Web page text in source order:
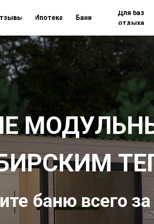
Бани
Ипотека
Для баз
отдыха
баню всего